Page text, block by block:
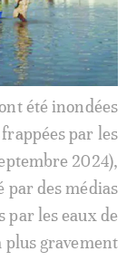
été inondées
par les
2024),
des médias
par les eaux de
plus gravement